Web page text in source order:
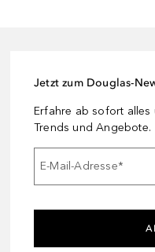
Jetzt zum Douglas-
Erfahre ab sofort alles
Trends und Angebote.
E-Mail-Adresse*